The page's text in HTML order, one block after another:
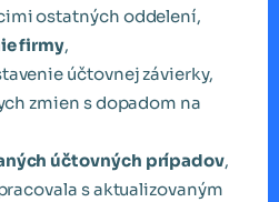
ostatných oddelení,
firmy,
účtovnej závierky,
zmien s dopadom na
účtovných prípadov,
s aktualizovaným